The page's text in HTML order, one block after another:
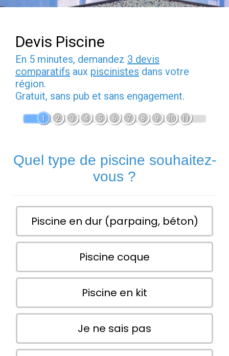
Devis Piscine
En 5 minutes, demandez 3 devis
comparatifs aux piscinistes dans votre
région.
Gratuit, sans pub et sans engagement.
1 2 3 4 5 6 7 8 9 10 11
Quel type de piscine souhaitez-
vous ?
Piscine en dur (parpaing, béton)
Piscine coque
Piscine en kit
Je ne sais pas